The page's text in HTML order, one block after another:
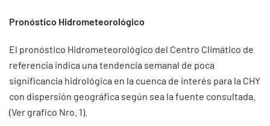
Pronóstico Hidrometeorológico
El pronóstico Hidrometeorológico del Centro Climático de
referencia indica una tendencia semanal de poca
significancia hidrológica en la cuenca de interés para la CHY
con dispersión geográfica según sea la fuente consultada.
(Ver grafico Nro. 1).